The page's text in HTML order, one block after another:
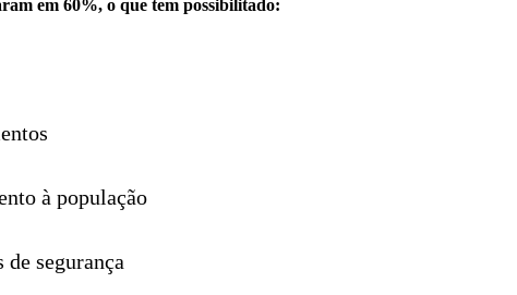
em 60%, o que tem possibilitado:
à população
segurança